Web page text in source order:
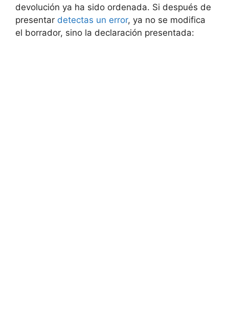
devolución ya ha sido ordenada. Si después de
presentar detectas un error, ya no se modifica
el borrador, sino la declaración presentada: